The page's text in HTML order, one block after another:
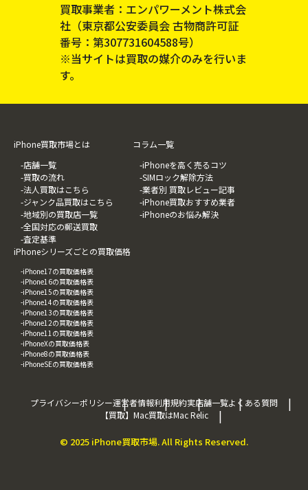
iPhone買取市場とは
-店舗一覧
-買取の流れ
-法人買取はこちら
-ジャンク品買取はこちら
-地域別の買取店一覧
-全国対応の郵送買取
-査定基準
コラム一覧
-iPhoneを高く売るコツ
-SIMロック解除方法
-業者別 買取レビュー記事
-iPhone買取おすすめ業者
-iPhoneのお悩み解決
iPhoneシリーズごとの買取価格
-iPhone17の買取価格表
-iPhone16の買取価格表
-iPhone15の買取価格表
-iPhone14の買取価格表
-iPhone13の買取価格表
-iPhone12の買取価格表
-iPhone11の買取価格表
-iPhoneXの買取価格表
-iPhone8の買取価格表
-iPhoneSEの買取価格表
プライバシーポリシー運営者情報利用規約実店舗一覧よくある質問
【買取】Mac買取はMac Relic
© 2025 iPhone買取市場. All Rights Reserved.
買取事業者：エンパワーメント株式会
社（東京都公安委員会 古物商許可証
番号：第307731604588号）
※当サイトは買取の媒介のみを行いま
す。